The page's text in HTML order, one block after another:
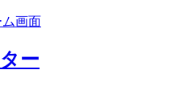
ー